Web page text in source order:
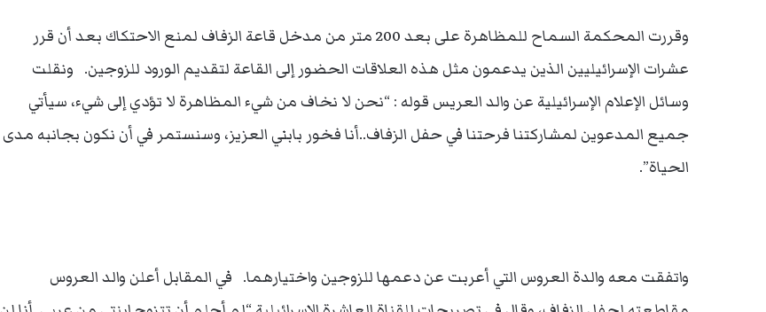
وقررت المحكمة السماح للمظاهرة على بعد 200 متر من مدخل قاعة الزفاف لمنع الاحتكاك بعد أن قرر
عشرات الإسرائيليين الذين يدعمون مثل هذه العلاقات الحضور إلى القاعة لتقديم الورود للزوجين. ونقلت
وسائل الإعلام الإسرائيلية عن والد العريس قوله : “نحن لا نخاف من شيء المظاهرة لا تؤدي إلى شيء، سيأتي
جميع المدعوين لمشاركتنا فرحتنا في حفل الزفاف..أنا فخور بابني العزيز، وسنستمر في أن نكون بجانبه مدى
الحياة”.
واتفقت معه والدة العروس التي أعربت عن دعمها للزوجين واختيارهما. في المقابل أعلن والد العروس